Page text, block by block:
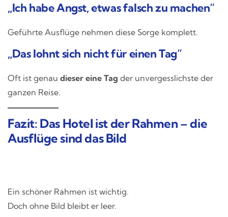
„Ich habe Angst, etwas falsch zu machen“
Geführte Ausflüge nehmen diese Sorge komplett.
„Das lohnt sich nicht für einen Tag“
Oft ist genau dieser eine Tag der unvergesslichste der
ganzen Reise.
Fazit: Das Hotel ist der Rahmen – die
Ausflüge sind das Bild
Ein schöner Rahmen ist wichtig.
Doch ohne Bild bleibt er leer.